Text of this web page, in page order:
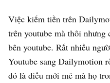
Việc kiếm tiền trên
trên youtube mà thôi
bên youtube. Rất nhiều
Youtube sang Dailymotion
đó là điều mới mẻ mà họ